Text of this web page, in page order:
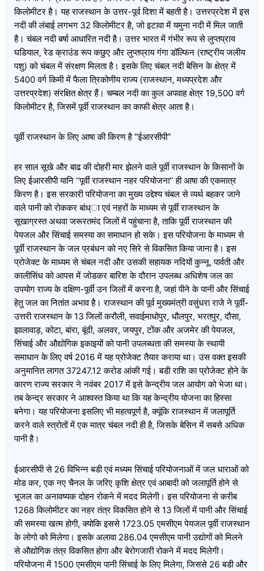
किलोमीटर है। यह राजस्थान के उत्तर-पूर्व दिशा में बहती है। उत्तरप्रदेश में इस
नदी की लंबाई लगभग 32 किलोमीटर है, जो इटावा में यमुना नदी में मिल जाती
है। चंबल नदी बर्षा आधारित नदी है। उत्तर भारत में गंभीर रूप से लुप्तप्राय
घडियाल, रेड क्राउंड रूप कछुए और लुप्तप्राय गंगा डॉल्फिन (राष्ट्रीय जलीय
पशु) को चंबल में संरक्षण मिलता है। इसके लिए चंबल नदी बेसिन के क्षेत्र में
5400 वर्ग किमी में फैला त्रिकोणीय राज्य (राजस्थान, मध्यप्रदेश और
उत्तरप्रदेश) संरक्षित क्षेत्र हैं। चम्बल नदी का कुल अपवाह क्षेत्र 19,500 वर्ग
किलोमीटर है, जिसमें पूर्वी राजस्थान का काफी क्षेत्र आता है।
पूर्वी राजस्थान के लिए आषा की किरण है ‘‘ईआरसीपी’’
हर साल सूखे और बाढ की दोहरी मार झेलने वाले पूर्वी राजस्थान के किसानों के
लिए ईआरसीपी यानि ‘‘पूर्वी राजस्थान नहर परियोजना’’ ही आषा की एकमात्र
किरण है। इस सरकारी परियोजना का मुख्य उद्देश्य चंबल से व्यर्थ बहकर जाने
वाले पानी को रोककर बांध्ा एवं नहरों के माध्यम से पूर्वी राजस्थान के
सूखाग्रस्त अथवा जरूरतमंद जिलों में पहुंचाना है, ताकि पूर्वी राजस्थान की
पेयजल और सिंचाई समस्या का समाधान हो सके। इस परियोजना के माध्यम से
पूर्वी राजस्थान के जल प्रबंधन को नए सिरे से विकसित किया जाना है। इस
प्रोजेक्ट के माध्यम से चंबल नदी और उसकी सहायक नदियों कुन्नू, पार्वती और
कालीसिंध को आपस में जोडकर बारिश के दौरान उपलब्ध अधिशेष जल का
उपयोग राज्य के दक्षिण-पूर्वी उन जिलों में करना है, जहां पीने के पानी और सिंचाई
हेतु जल का नितांत अभाव है। राजस्थान की पूर्व मुख्यमंत्री वसुंधरा राजे ने पूर्वी-
उत्तरी राजस्थान के 13 जिलों करौली, सवाईमाधोपुर, धौलपुर, भरतपुर, दौसा,
झालावाड़, कोटा, बांरा, बूंदी, अलवर, जयपुर, टोंक और अजमेर की पेयजल,
सिंचाई और औद्योगिक इकाइयों को पानी उपलब्धता की समस्या के स्थायी
समाधान के लिए वर्ष 2016 में यह प्रोजेक्ट तैयार कराया था। उस वक्त इसकी
अनुमानित लागत 37247.12 करोड आंकी गई। बडी राशि का प्रोजेक्ट होने के
कारण राज्य सरकार ने नवंबर 2017 में इसे केन्द्रीय जल आयोग को भेजा था।
तब केन्द्र सरकार ने आश्वस्त किया था कि यह केन्द्रीय योजना का हिस्सा
बनेगा। यह परियोजना इसलिए भी महत्वपूर्ण है, क्यूंकि राजस्थान में जलापूर्ति
करने वाले स्त्रोतों में एक मात्र चंबल नदी ही है, जिसके बेसिन में सबसे अधिक
पानी है।
ईआरसीपी से 26 विभिन्न बडी एवं मध्यम सिंचाई परियोजनाओं में जल धाराओं को
मोड कर, एक नए चैनल के जरिए कृशि क्षेत्र एवं आबादी को जलापूर्ति होने से
भूजल का अनावष्यक दोहन रोकने में मदद मिलेगी। इस परियोजना से करीब
1268 किलोमीटर का नहर तंत्र विकसित होने से 13 जिलों में पानी और सिंचाई
की समस्या खत्म होगी, क्योकि इससे 1723.05 एमसीएम पेयजल पूर्वी राजस्थान
के लोगो को मिलेगा। इसके अलावा 286.04 एमसीएम पानी उद्योगों को मिलने
से औद्योगिक तंत्र विकसित होगा और बेरोगजारी रोकने में मदद मिलेगी।
परियोजना में 1500 एमसीएम पानी सिंचाई के लिए मिलेगा, जिससे 26 बडी और